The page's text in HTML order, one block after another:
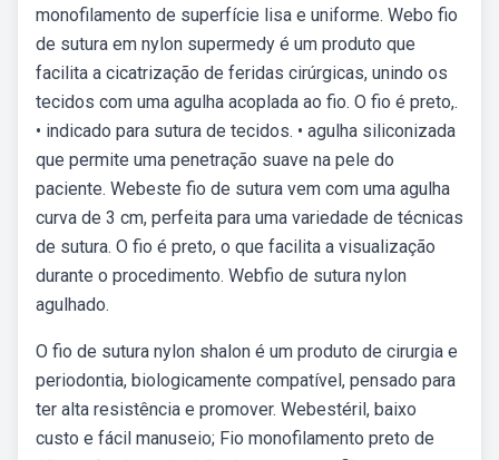
monofilamento de superfície lisa e uniforme. Webo fio
de sutura em nylon supermedy é um produto que
facilita a cicatrização de feridas cirúrgicas, unindo os
tecidos com uma agulha acoplada ao fio. O fio é preto,.
• indicado para sutura de tecidos. • agulha siliconizada
que permite uma penetração suave na pele do
paciente. Webeste fio de sutura vem com uma agulha
curva de 3 cm, perfeita para uma variedade de técnicas
de sutura. O fio é preto, o que facilita a visualização
durante o procedimento. Webfio de sutura nylon
agulhado.
O fio de sutura nylon shalon é um produto de cirurgia e
periodontia, biologicamente compatível, pensado para
ter alta resistência e promover. Webestéril, baixo
custo e fácil manuseio; Fio monofilamento preto de